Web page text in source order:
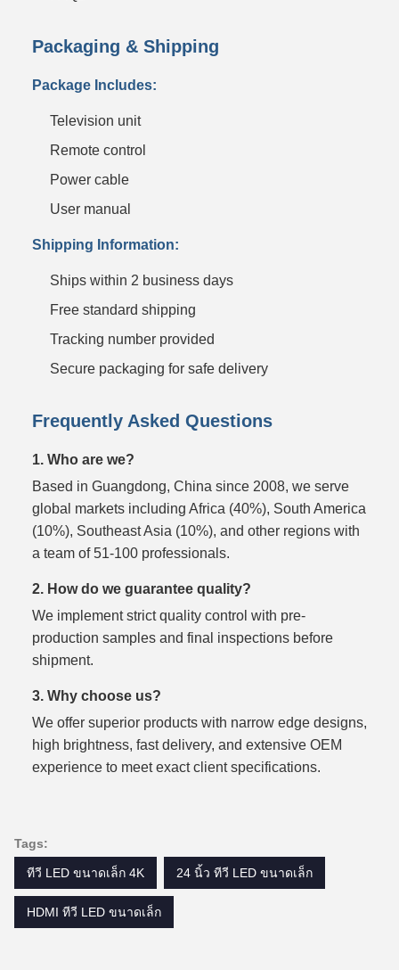
Packaging & Shipping
Package Includes:
Television unit
Remote control
Power cable
User manual
Shipping Information:
Ships within 2 business days
Free standard shipping
Tracking number provided
Secure packaging for safe delivery
Frequently Asked Questions
1. Who are we?
Based in Guangdong, China since 2008, we serve
global markets including Africa (40%), South America
(10%), Southeast Asia (10%), and other regions with
a team of 51-100 professionals.
2. How do we guarantee quality?
We implement strict quality control with pre-
production samples and final inspections before
shipment.
3. Why choose us?
We offer superior products with narrow edge designs,
high brightness, fast delivery, and extensive OEM
experience to meet exact client specifications.
Tags:
ทีวี LED ขนาดเล็ก 4K 24 นิ้ว ทีวี LED ขนาดเล็ก
HDMI ทีวี LED ขนาดเล็ก